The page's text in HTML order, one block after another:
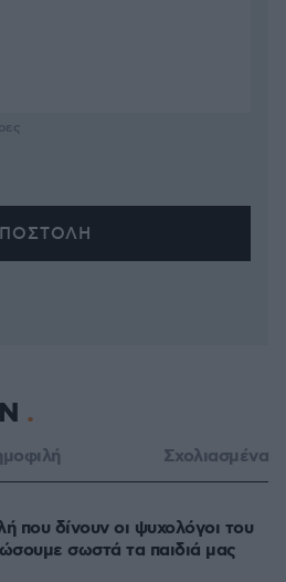
Σχολιασμένα
που δίνουν οι ψυχολόγοι του
σωστά τα παιδιά μας